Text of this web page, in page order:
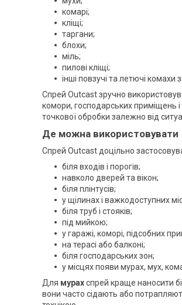
комарі;
кліщі;
таргани;
блохи;
міль;
пилові кліщі;
інші повзучі та летючі комахи
Спрей Outcast зручно
комори, господарських приміщень
точкової обробки залежно від
Де можна використовувати
Спрей Outcast доцільно
біля входів і порогів;
навколо дверей та вікон;
біля плінтусів;
у щілинах і важкодоступних
біля труб і стояків;
під мийкою;
у гаражі, коморі, підсобних
на терасі або балконі;
біля господарських зон;
у місцях появи мурах, мух,
Для мурахспрей краще наносити
вони часто сідають або